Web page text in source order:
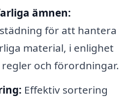
ämnen:
för att hantera
material, i enlighet
och förordningar.
Effektiv sortering